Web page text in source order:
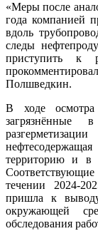
«Меры после
года компанией
вдоль
следы
приступить к
Полшведкин.
В ходе осмотра
загрязнённые
территорию и в
течении 2024-
пришла к
окружающей
обследования